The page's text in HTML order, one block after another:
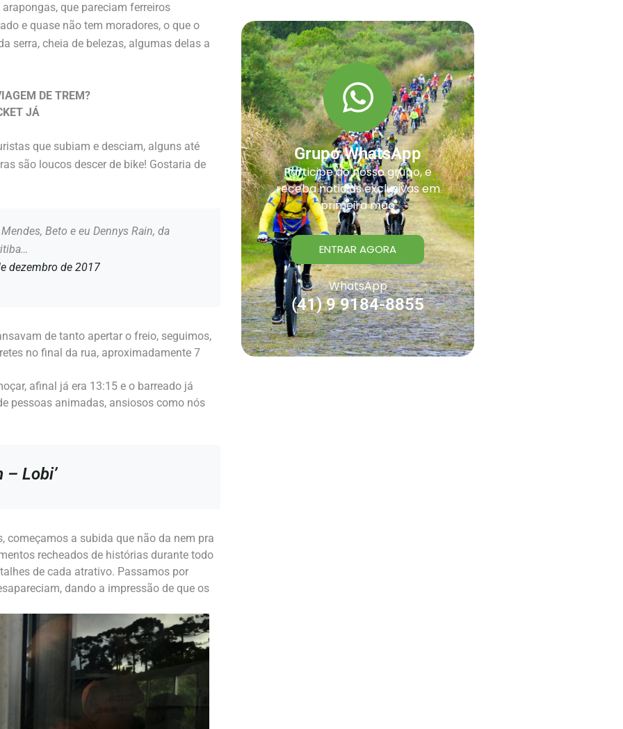
que pareciam ferreiros
e quase não tem moradores, o que o
serra, cheia de belezas, algumas delas a
DE TREM?
JÁ
que subiam e desciam, alguns até
são loucos descer de bike! Gostaria de
Beto e eu Dennys Rain, da
dezembro de 2017
de tanto apertar o freio, seguimos,
no final da rua, aproximadamente 7
afinal já era 13:15 e o barreado já
pessoas animadas, ansiosos como nós
– Lobi’
começamos a subida que não da nem pra
recheados de histórias durante todo
de cada atrativo. Passamos por
dando a impressão de que os
Grupo WhatsApp
Participe do nosso grupo, e
receba noticias exclusivas em
primeira mão
ENTRAR AGORA
WhatsApp
(41) 9 9184-8855